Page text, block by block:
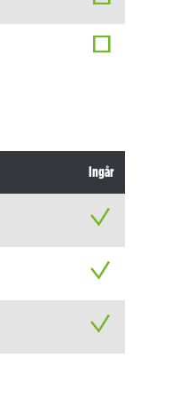
Ingår